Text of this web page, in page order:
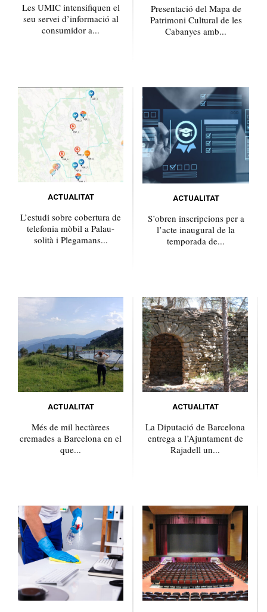
Les UMIC intensifiquen el
seu servei d’informació al
consumidor a...
Presentació del Mapa de
Patrimoni Cultural de les
Cabanyes amb...
ACTUALITAT
L’estudi sobre cobertura de
telefonia mòbil a Palau-
solità i Plegamans...
ACTUALITAT
S’obren inscripcions per a
l’acte inaugural de la
temporada de...
ACTUALITAT
Més de mil hectàrees
cremades a Barcelona en el
que...
ACTUALITAT
La Diputació de Barcelona
entrega a l’Ajuntament de
Rajadell un...